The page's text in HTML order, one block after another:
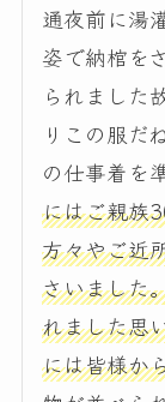
通夜前に湯
姿で納棺を
られました
りこの服だ
の仕事着を
にはご親族
方々やご近
さいました
れました思
には皆様か